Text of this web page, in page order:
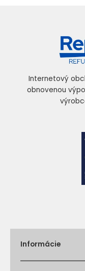
Internetový
obnovenou
Informácie